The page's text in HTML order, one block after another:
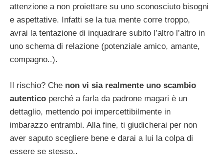
attenzione a non proiettare su uno sconosciuto bisogni
e aspettative. Infatti se la tua mente corre troppo,
avrai la tentazione di inquadrare subito l’altro l’altro in
uno schema di relazione (potenziale amico, amante,
compagno..).
Il rischio? Che non vi sia realmente uno scambio
autentico perché a farla da padrone magari è un
dettaglio, mettendo poi impercettibilmente in
imbarazzo entrambi. Alla fine, ti giudicherai per non
aver saputo scegliere bene e darai a lui la colpa di
essere se stesso..